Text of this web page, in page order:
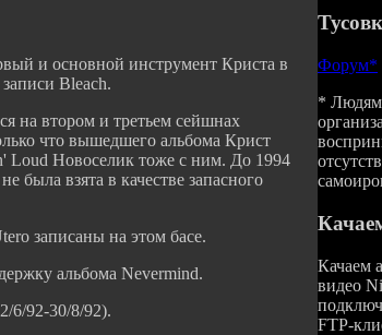
и основной инструмент Криста в
Bleach.
на втором и третьем сейшнах
что вышедшего альбома Крист
Loud Новоселик тоже с ним. До 1994
была взята в качестве запасного
записаны на этом басе.
альбома Nevermind.
6/92-30/8/92).
Форум*
* Людям
Качаем
видео
FTP-